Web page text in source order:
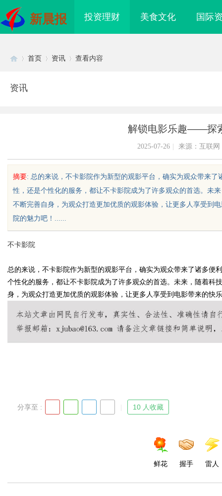
新晨报 投资理财 美食文化 国际
sc
uz
首页 资讯 查看内容
资讯
解锁电影乐趣——探
2025-07-26 来源：互联网
摘要: 总的来说，不卡影院作为新型的观影平台，确实为观众带来
性，还是个性化的服务，都让不卡影院成为了许多观众的首选。未
不断完善自身，为观众打造更加优质的观影体验，让更多人享受到
院的魅力吧！......
不卡影院
总的来说，不卡影院作为新型的观影平台，确实为观众带来了诸多便
个性化的服务，都让不卡影院成为了许多观众的首选。未来，随着科
身，为观众打造更加优质的观影体验，让更多人享受到电影带来的快
分享至 : 10 人收藏
鲜花 握手 雷人
配眼镜